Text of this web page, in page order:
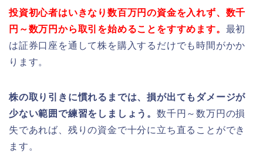
投資初心者はいきなり数百万円の資金を入れず、数千
円～数万円から取引を始めることをすすめます。 最初
は証券口座を通して株を購入するだけでも時間がかか
ります。
株の取り引きに慣れるまでは、損が出てもダメージが
少ない範囲で練習をしましょう。 数千円～数万円の損
失であれば、残りの資金で十分に立ち直ることができ
ます。